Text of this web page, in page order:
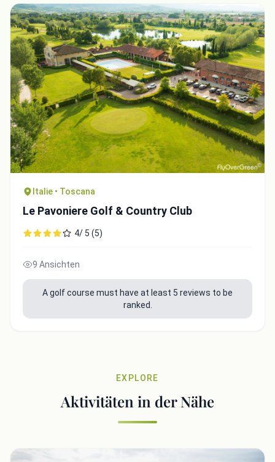
Italie • Toscana
Le Pavoniere Golf & Country Club
4/ 5 (5)
9 Ansichten
A golf course must have at least 5 reviews to be
ranked.
EXPLORE
Aktivitäten in der Nähe